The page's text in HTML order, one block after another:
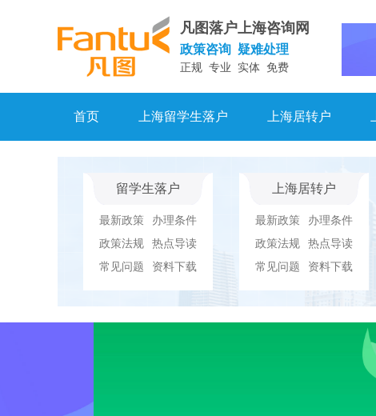
凡图落户上海咨询网
政策咨询 疑难处理
正规 专业 实体 免费
首页 上海留学生落户 上海居转户
留学生落户
最新政策
办理条件
政策法规
热点导读
常见问题
资料下载
上海居转户
最新政策
办理条件
政策法规
热点导读
常见问题
资料下载